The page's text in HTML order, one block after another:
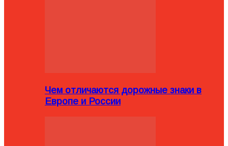
Чем отличаются дорожные знаки в
Европе и России